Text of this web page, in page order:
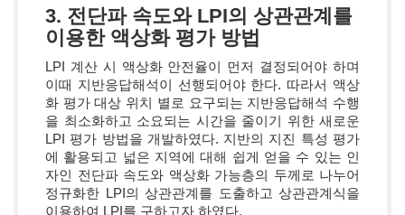
3. 전단파 속도와 LPI의 상관관계를
이용한 액상화 평가 방법
LPI 계산 시 액상화 안전율이 먼저 결정되어야 하며
이때 지반응답해석이 선행되어야 한다. 따라서 액상
화 평가 대상 위치 별로 요구되는 지반응답해석 수행
을 최소화하고 소요되는 시간을 줄이기 위한 새로운
LPI 평가 방법을 개발하였다. 지반의 지진 특성 평가
에 활용되고 넓은 지역에 대해 쉽게 얻을 수 있는 인
자인 전단파 속도와 액상화 가능층의 두께로 나누어
정규화한 LPI의 상관관계를 도출하고 상관관계식을
이용하여 LPI를 구하고자 하였다.